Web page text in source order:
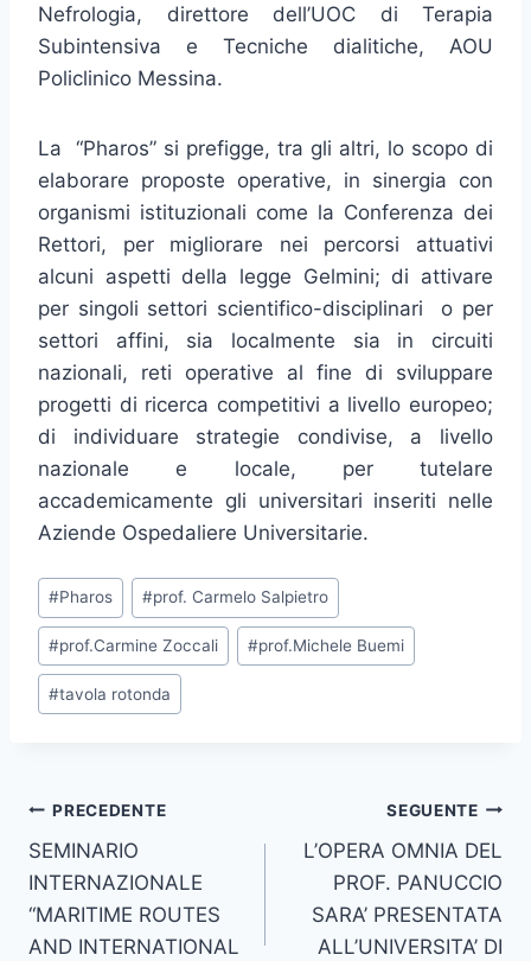
Nefrologia, direttore dell’UOC di Terapia
Subintensiva e Tecniche dialitiche, AOU
Policlinico Messina.
La “Pharos” si prefigge, tra gli altri, lo scopo di
elaborare proposte operative, in sinergia con
organismi istituzionali come la Conferenza dei
Rettori, per migliorare nei percorsi attuativi
alcuni aspetti della legge Gelmini; di attivare
per singoli settori scientifico-disciplinari o per
settori affini, sia localmente sia in circuiti
nazionali, reti operative al fine di sviluppare
progetti di ricerca competitivi a livello europeo;
di individuare strategie condivise, a livello
nazionale e locale, per tutelare
accademicamente gli universitari inseriti nelle
Aziende Ospedaliere Universitarie.
Tag
articolo:
#Pharos #prof. Carmelo Salpietro
#prof.Carmine Zoccali #prof.Michele Buemi
#tavola rotonda
Navigazione
articoli
PRECEDENTE
SEMINARIO
INTERNAZIONALE
“MARITIME ROUTES
AND INTERNATIONAL
SEGUENTE
L’OPERA OMNIA DEL
PROF. PANUCCIO
SARA’ PRESENTATA
ALL’UNIVERSITA’ DI